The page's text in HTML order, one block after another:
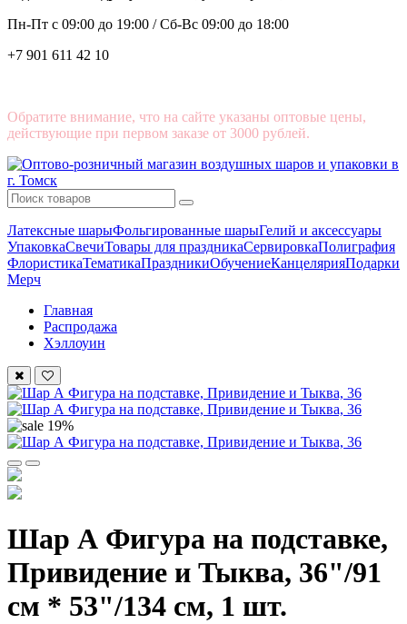
Пн-Пт с 09:00 до 19:00 /Сб-Вс 09:00 до 18:00
+7 901 611 42 10
Обратите внимание, что на сайте указаны оптовые цены,
действующие при первом заказе от 3000 рублей.
Латексные шарыФольгированные шарыГелий и аксессуары
УпаковкаСвечиТовары для праздникаСервировкаПолиграфия
ФлористикаТематикаПраздникиОбучениеКанцелярияПодарки
Мерч
Главная
Распродажа
Хэллоуин
19%
Шар А Фигура на подставке,
Привидение и Тыква, 36"/91
см * 53"/134 см, 1 шт.